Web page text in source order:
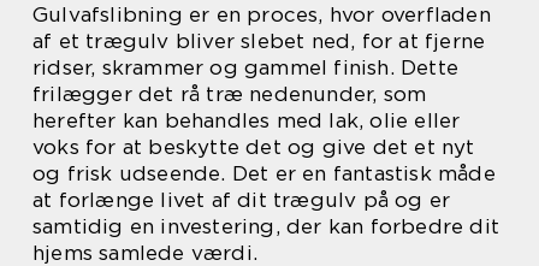
Gulvafslibning er en proces, hvor overfladen
af et trægulv bliver slebet ned, for at fjerne
ridser, skrammer og gammel finish. Dette
frilægger det rå træ nedenunder, som
herefter kan behandles med lak, olie eller
voks for at beskytte det og give det et nyt
og frisk udseende. Det er en fantastisk måde
at forlænge livet af dit trægulv på og er
samtidig en investering, der kan forbedre dit
hjems samlede værdi.